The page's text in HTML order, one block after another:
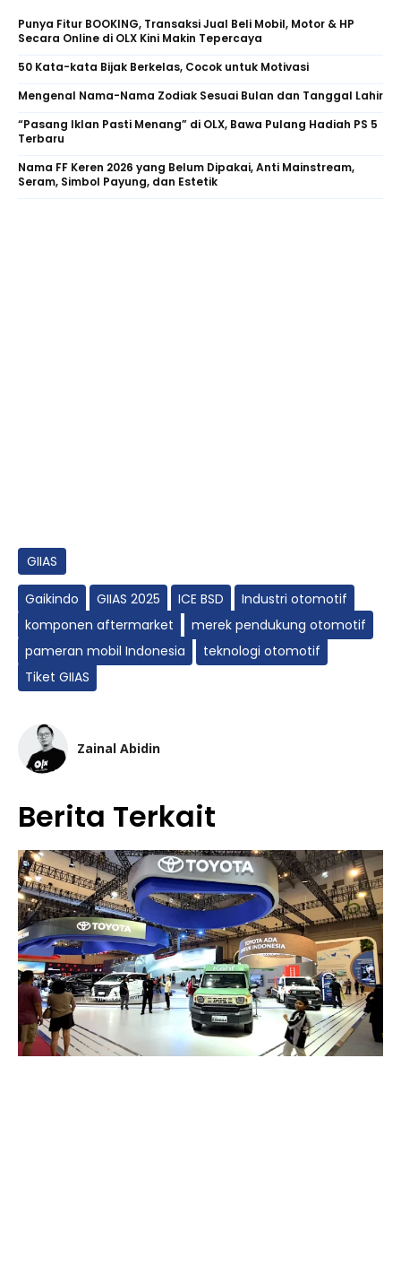
Punya Fitur BOOKING, Transaksi Jual Beli Mobil, Motor & HP
Secara Online di OLX Kini Makin Tepercaya
50 Kata-kata Bijak Berkelas, Cocok untuk Motivasi
Mengenal Nama-Nama Zodiak Sesuai Bulan dan Tanggal Lahir
“Pasang Iklan Pasti Menang” di OLX, Bawa Pulang Hadiah PS 5
Terbaru
Nama FF Keren 2026 yang Belum Dipakai, Anti Mainstream,
Seram, Simbol Payung, dan Estetik
GIIAS
Gaikindo GIIAS 2025 ICE BSD
Industri otomotif
komponen aftermarket
merek pendukung otomotif
pameran mobil Indonesia
teknologi otomotif
Tiket GIIAS
Zainal Abidin
Berita Terkait